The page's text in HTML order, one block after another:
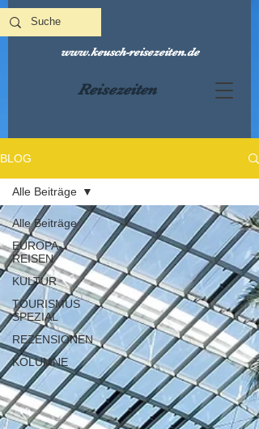
Reisezeiten
www.keusch-reisezeiten.de
BLOG
Alle Beiträge
EUROPA-
REISEN
KULTUR
TOURISMUS
SPEZIAL
REZENSIONEN
KOLUMNE
Alle Beiträge